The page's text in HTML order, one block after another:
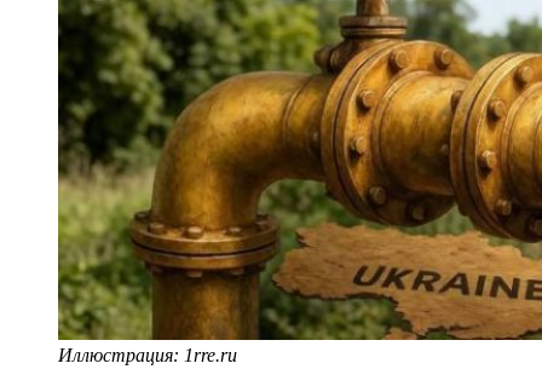
Иллюстрация: 1rre.ru